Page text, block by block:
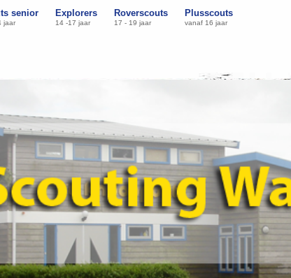
senior
jaar
Explorers
14 -17 jaar
Roverscouts
17 - 19 jaar
Plusscouts
vanaf 16 jaar